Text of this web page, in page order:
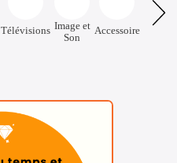
Télévisions Image et
Son
Accessoire